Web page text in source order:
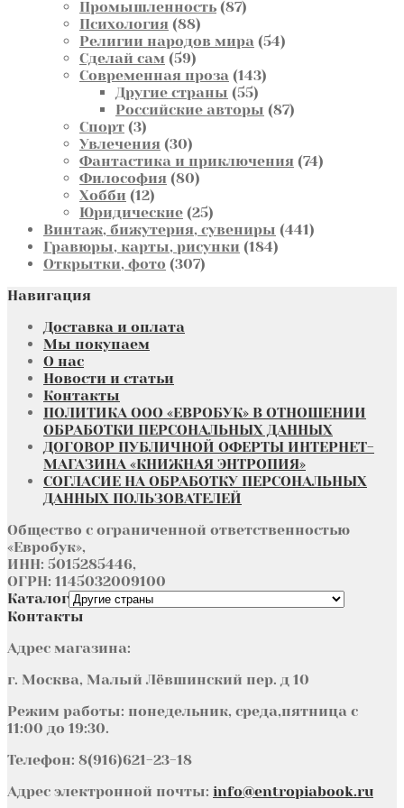
товаров
Промышленность 8787
Психология 8888
товаров
Религии народов мира 5454
Сделай сам 5959
товаров
Современная проза 143143
Другие страны 5555
товаров
Российские авторы 8787
Спорт 33
товара
Увлечения 3030
товаров
Фантастика и приключения 7474
Философия 8080
Хобби 1212
товаров
Юридические 2525
товаров
Винтаж, бижутерия, сувениры 441441
Гравюры, карты, рисунки 184184
Открытки, фото 307307
Навигация
Доставка и оплата
Мы покупаем
О нас
Новости и статьи
Контакты
ПОЛИТИКА ООО «ЕВРОБУК» В ОТНОШЕНИИ
ОБРАБОТКИ ПЕРСОНАЛЬНЫХ ДАННЫХ
ДОГОВОР ПУБЛИЧНОЙ ОФЕРТЫ ИНТЕРНЕТ-
МАГАЗИНА «КНИЖНАЯ ЭНТРОПИЯ»
СОГЛАСИЕ НА ОБРАБОТКУ ПЕРСОНАЛЬНЫХ
ДАННЫХ ПОЛЬЗОВАТЕЛЕЙ
Общество с ограниченной ответственностью
«Евробук»,
ИНН: 5015285446,
ОГРН: 1145032009100
Каталог
Контакты
Адрес магазина:
г. Москва, Малый Лёвшинский пер. д 10
Режим работы: понедельник, среда,пятница с
11:00 до 19:30.
Телефон: 8(916)621-23-18
Адрес электронной почты: info@entropiabook.ru